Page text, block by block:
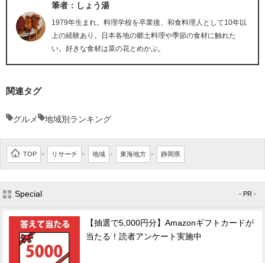
筆者：しょう湯
1979年生まれ。料理学校を卒業後、和食料理人として10年以
上の経験あり。日本各地の郷土料理や季節の食材に触れた
い。好きな食材は菜の花とめかぶ。
関連タグ
グルメ 地域別ランキング
TOP > リサーチ > 地域 > 東海地方 > 静岡県
Special - PR -
【抽選で5,000円分】Amazonギフトカードが
当たる！読者アンケート実施中